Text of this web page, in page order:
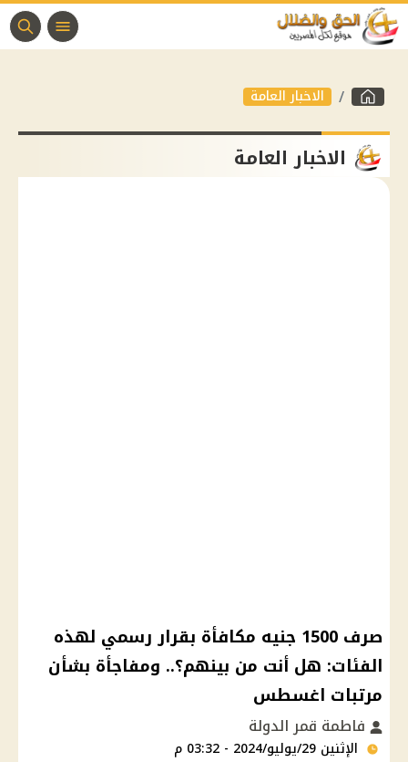
الاخبار العامة
الاخبار العامة
صرف 1500 جنيه مكافأة بقرار رسمي لهذه
الفئات: هل أنت من بينهم؟.. ومفاجأة بشأن
مرتبات اغسطس
فاطمة قمر الدولة
الإثنين 29/يوليو/2024 - 03:32 م